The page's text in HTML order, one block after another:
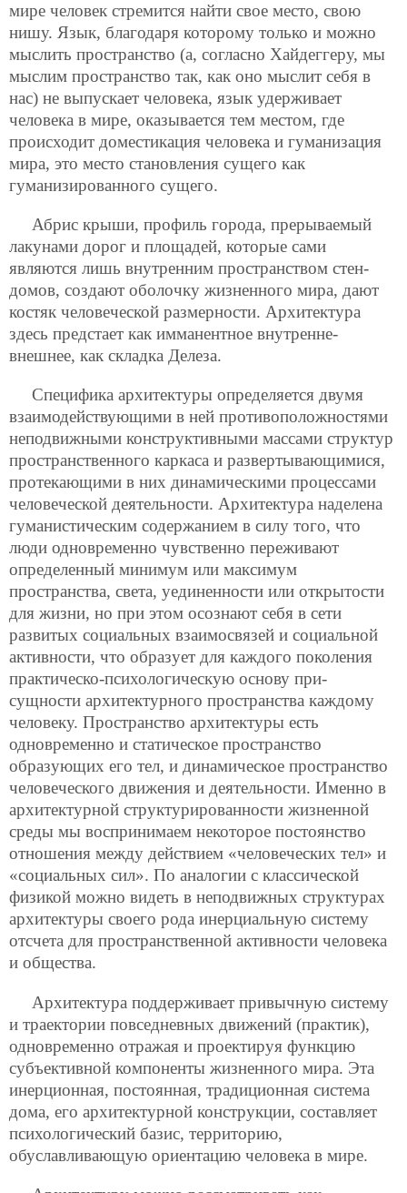
мире человек стремится найти свое место, свою
нишу. Язык, благодаря которому только и можно
мыслить пространство (а, согласно Хайдеггеру, мы
мыслим пространство так, как оно мыслит себя в
нас) не выпускает человека, язык удерживает
человека в мире, оказывается тем местом, где
происходит доместикация человека и гуманизация
мира, это место становления сущего как
гуманизированного сущего.
Абрис крыши, профиль города, прерываемый
лакунами дорог и площадей, которые сами
являются лишь внутренним пространством стен-
домов, создают оболочку жизненного мира, дают
костяк человеческой размерности. Архитектура
здесь предстает как имманентное внутренне-
внешнее, как складка Делеза.
Специфика архитектуры определяется двумя
взаимодействующими в ней противоположностями
неподвижными конструктивными массами структур
пространственного каркаса и развертывающимися,
протекающими в них динамическими процессами
человеческой деятельности. Архитектура наделена
гуманистическим содержанием в силу того, что
люди одновременно чувственно переживают
определенный минимум или максимум
пространства, света, уединенности или открытости
для жизни, но при этом осознают себя в сети
развитых социальных взаимосвязей и социальной
активности, что образует для каждого поколения
практическо-психологическую основу при-
сущности архитектурного пространства каждому
человеку. Пространство архитектуры есть
одновременно и статическое пространство
образующих его тел, и динамическое пространство
человеческого движения и деятельности. Именно в
архитектурной структурированности жизненной
среды мы воспринимаем некоторое постоянство
отношения между действием «человеческих тел» и
«социальных сил». По аналогии с классической
физикой можно видеть в неподвижных структурах
архитектуры своего рода инерциальную систему
отсчета для пространственной активности человека
и общества.
Архитектура поддерживает привычную систему
и траектории повседневных движений (практик),
одновременно отражая и проектируя функцию
субъективной компоненты жизненного мира. Эта
инерционная, постоянная, традиционная система
дома, его архитектурной конструкции, составляет
психологический базис, территорию,
обуславливающую ориентацию человека в мире.